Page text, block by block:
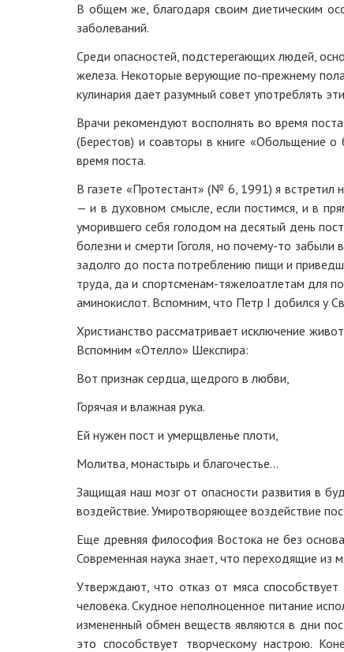
В общем же, благодаря своим диетическим
заболеваний.
Среди опасностей, подстерегающих людей,
железа. Некоторые верующие по-прежнему
кулинария дает разумный совет употреблять
Врачи рекомендуют восполнять во время
(Берестов) и соавторы в книге «Обольщение
время поста.
В газете «Протестант» (№ 6, 1991) я встретил
— и в духовном смысле, если постимся, и в
уморившего себя голодом на десятый день
болезни и смерти Гоголя, но почему-то забыли
задолго до поста потреблению пищи и
труда, да и спортсменам-тяжелоатлетам для
аминокислот. Вспомним, что Петр I добился у
Христианство рассматривает исключение
Вспомним «Отелло» Шекспира:
Вот признак сердца, щедрого в любви,
Горячая и влажная рука.
Ей нужен пост и умерщвленье плоти,
Молитва, монастырь и благочестье...
Защищая наш мозг от опасности развития в
воздействие. Умиротворяющее воздействие
Еще древняя философия Востока не без
Современная наука знает, что переходящие
Утверждают, что отказ от мяса
человека. Скудное неполноценное питание
измененный обмен веществ являются в дни
это способствует творческому настрою.